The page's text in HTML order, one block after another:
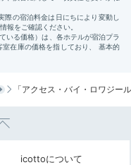
「アクセス・バイ・ロワジー
icottoについて